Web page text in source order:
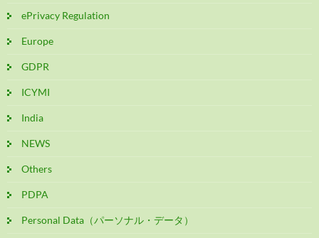
ePrivacy Regulation
Europe
GDPR
ICYMI
India
NEWS
Others
PDPA
Personal Data（パーソナル・データ）